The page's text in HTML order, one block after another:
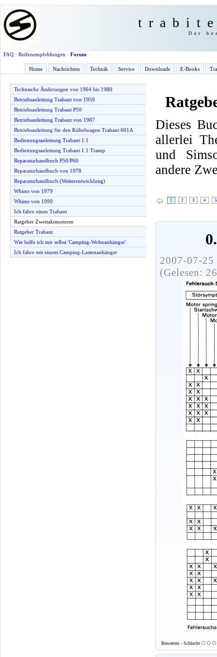
Der
FAQ· Reifenempfehlungen · Forum
Home Nachrichten Technik Service Downloads E-Books
Technische Änderungen von 1964 bis 1980
Betriebsanleitung Trabant von 1959
Betriebsanleitung Trabant P50
Betriebsanleitung Trabant von 1987
Betriebsanleitung für den Kübelwagen Trabant 601A
Bedienungsanleitung Trabant 1.1
Bedienungsanleitung Trabant 1.1 Tramp
Reparaturhandbuch P50/P60
Reparaturhandbuch von 1978
Reparaturhandbuch (Weiterentwicklung)
Whims von 1979
Whims von 1990
Ich fahre einen Trabant
Ratgeber Zweitaktmotoren
Ratgeber Trabant
Wie helfe ich mir selbst 'Camping-Wohnanhänger'
Ich fahre mit einem Camping-Lastenanhänger
Dieses
allerlei
und
andere
1 2 3 4 5
2007-07-
(Gelesen:
Bewerten - Schlecht